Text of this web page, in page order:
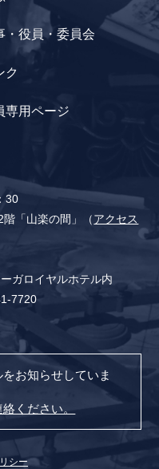
・役員・委員会
ク
専用ページ
30
「山楽の間」（アクセス
ガロイヤルホテル内
7720
お知らせしていま
ください。
シー